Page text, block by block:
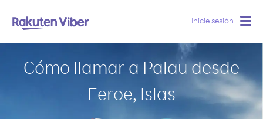
Inicie sesión
Cómo llamar a Palau desde
Feroe, Islas